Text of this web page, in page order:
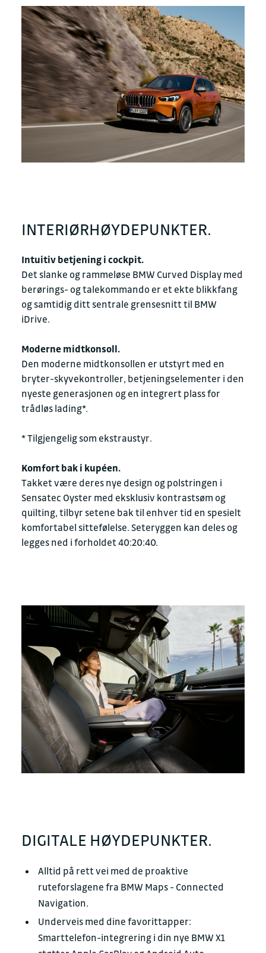
INTERIØRHØYDEPUNKTER.
Intuitiv betjening i cockpit.
Det slanke og rammeløse BMW Curved Display med
berørings- og talekommando er et ekte blikkfang
og samtidig ditt sentrale grensesnitt til BMW
iDrive.
Moderne midtkonsoll.
Den moderne midtkonsollen er utstyrt med en
bryter-skyvekontroller, betjeningselementer i den
nyeste generasjonen og en integrert plass for
trådløs lading*.
* Tilgjengelig som ekstraustyr.
Komfort bak i kupéen.
Takket være deres nye design og polstringen i
Sensatec Oyster med eksklusiv kontrastsøm og
quilting, tilbyr setene bak til enhver tid en spesielt
komfortabel sittefølelse. Seteryggen kan deles og
legges ned i forholdet 40:20:40.
DIGITALE HØYDEPUNKTER.
Alltid på rett vei med de proaktive
ruteforslagene fra BMW Maps - Connected
Navigation.
Underveis med dine favorittapper:
Smarttelefon-integrering i din nye BMW X1